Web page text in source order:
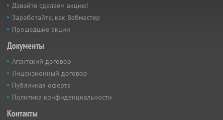
Давайте сделаем акцию!
Заработайте, как Вебмастер
Прошедшие акции
Документы
Агентский договор
Лицензионный договор
Публичная оферта
Политика конфиденциальности
Контакты